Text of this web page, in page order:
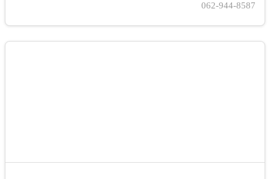
062-944-8587